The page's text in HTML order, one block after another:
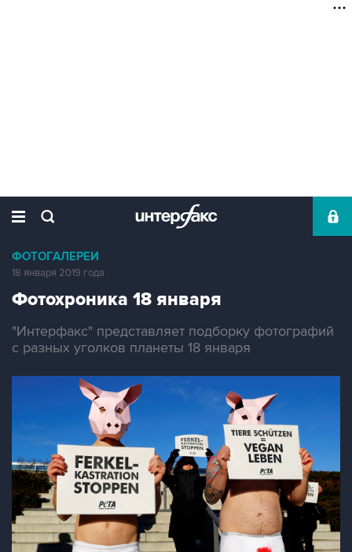
ФОТОГАЛЕРЕИ
18 января 2019 года
Фотохроника 18 января
"Интерфакс" представляет подборку фотографий
с разных уголков планеты 18 января